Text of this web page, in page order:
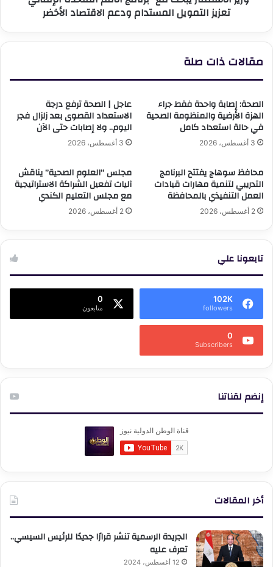
تعزيز التمويل المستدام ودعم الاقتصاد الأخضر
مقالات ذات صلة
الصحة: إصابة واحدة فقط جراء
الهزة الأرضية والمنظومة الصحية
في حالة استعداد كامل
3 أغسطس، 2026
عاجل | الصحة ترفع درجة
الاستعداد القصوى بعد زلزال فجر
اليوم.. ولا إصابات حتى الآن
3 أغسطس، 2026
محافظ سوهاج يفتتح البرنامج
التدريبي لتنمية مهارات قيادات
العمل التنفيذي بالمحافظة
2 أغسطس، 2026
مجلس “العلوم الصحية” يناقش
آليات تفعيل الشراكة الاستراتيجية
مع مجلس التعليم الكندي
2 أغسطس، 2026
تابعونا علي
102K
followers
0
متابعون
0
Subscribers
إنضم لقناتنا
أخر المقالات
الجريدة الرسمية تنشر قرارًا جديدًا للرئيس السيسي..
تعرف عليه
12 أغسطس، 2024